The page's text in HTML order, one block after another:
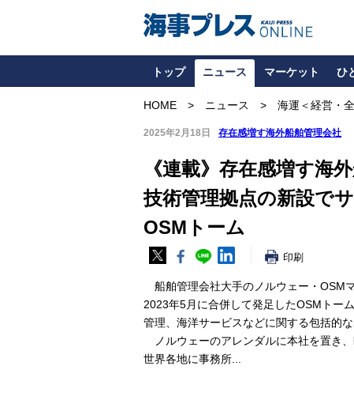
トップ ニュース マーケット ひ
HOME ニュース 海運＜経営・
2025年2月18日 存在感増す海外船舶管理会社
《連載》存在感増す海
技術管理拠点の新設で
OSMトーム
印刷
船舶管理会社大手のノルウェー・OSM
2023年5月に合併して発足したOSMトー
管理、海洋サービスなどに関する包括的
ノルウェーのアレンダルに本社を置き
世界各地に事務所...